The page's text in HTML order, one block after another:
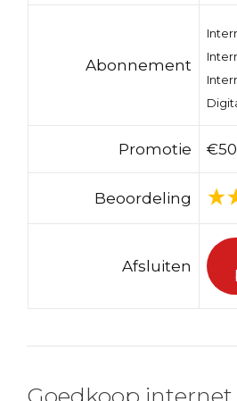
Abonnement
Promotie
Beoordeling
Afsluiten
Goedkoop internet